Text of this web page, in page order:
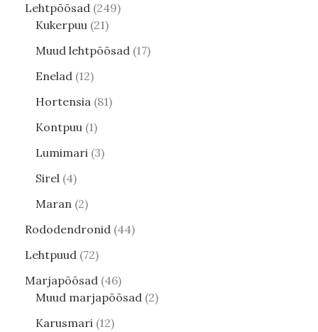
Lehtpõõsad 249
Kukerpuu 21
Muud lehtpõõsad 17
Enelad 12
Hortensia 81
Kontpuu 1
Lumimari 3
Sirel 4
Maran 2
Rododendronid 44
Lehtpuud 72
Marjapõõsad 46
Muud marjapõõsad 2
Karusmari 12